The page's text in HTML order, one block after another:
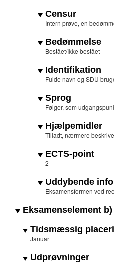
Censur
Intern prøve, en
Bedømmelse
Bestået/Ikke bestået
Identifikation
Fulde navn og SDU
Sprog
Følger, som
Hjælpemidler
Tilladt, nærmere
ECTS-point
2
Uddybende
Eksamensformen ved
Eksamenselement b)
Tidsmæssig
Januar
Udprøvninger